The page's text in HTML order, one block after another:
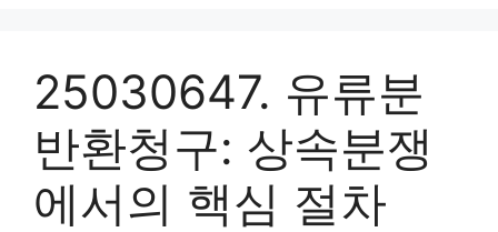
25030647. 유류분
반환청구: 상속분쟁
에서의 핵심 절차